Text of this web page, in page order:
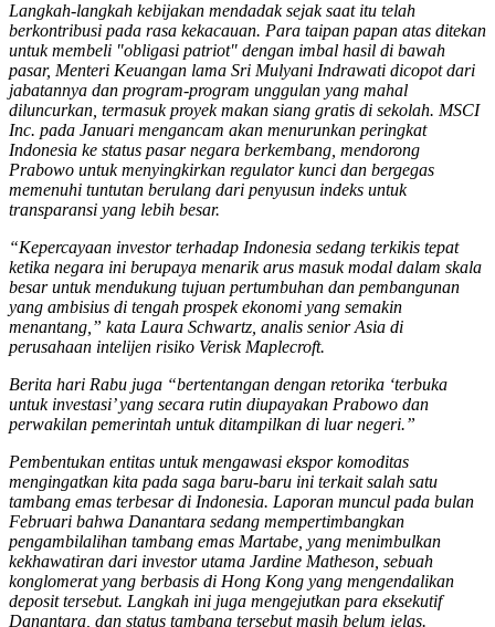
Langkah-langkah kebijakan mendadak sejak saat itu telah
berkontribusi pada rasa kekacauan. Para taipan papan atas ditekan
untuk membeli "obligasi patriot" dengan imbal hasil di bawah
pasar, Menteri Keuangan lama Sri Mulyani Indrawati dicopot dari
jabatannya dan program-program unggulan yang mahal
diluncurkan, termasuk proyek makan siang gratis di sekolah. MSCI
Inc. pada Januari mengancam akan menurunkan peringkat
Indonesia ke status pasar negara berkembang, mendorong
Prabowo untuk menyingkirkan regulator kunci dan bergegas
memenuhi tuntutan berulang dari penyusun indeks untuk
transparansi yang lebih besar.
“Kepercayaan investor terhadap Indonesia sedang terkikis tepat
ketika negara ini berupaya menarik arus masuk modal dalam skala
besar untuk mendukung tujuan pertumbuhan dan pembangunan
yang ambisius di tengah prospek ekonomi yang semakin
menantang,” kata Laura Schwartz, analis senior Asia di
perusahaan intelijen risiko Verisk Maplecroft.
Berita hari Rabu juga “bertentangan dengan retorika ‘terbuka
untuk investasi’ yang secara rutin diupayakan Prabowo dan
perwakilan pemerintah untuk ditampilkan di luar negeri.”
Pembentukan entitas untuk mengawasi ekspor komoditas
mengingatkan kita pada saga baru-baru ini terkait salah satu
tambang emas terbesar di Indonesia. Laporan muncul pada bulan
Februari bahwa Danantara sedang mempertimbangkan
pengambilalihan tambang emas Martabe, yang menimbulkan
kekhawatiran dari investor utama Jardine Matheson, sebuah
konglomerat yang berbasis di Hong Kong yang mengendalikan
deposit tersebut. Langkah ini juga mengejutkan para eksekutif
Danantara, dan status tambang tersebut masih belum jelas.